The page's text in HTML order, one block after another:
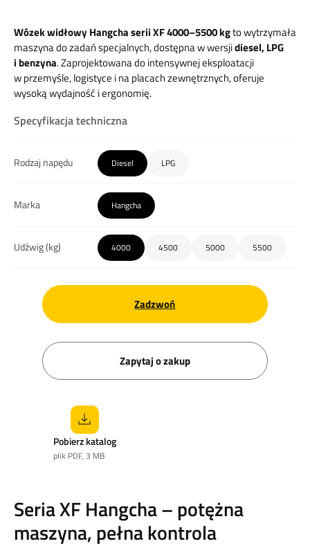
Wózek widłowy Hangcha serii XF 4000–5500 kgto wytrzymała
maszyna do zadań specjalnych, dostępna w wersjidiesel, LPG
i benzyna. Zaprojektowana do intensywnej eksploatacji
w przemyśle, logistyce i na placach zewnętrznych, oferuje
wysoką wydajność i ergonomię.
Specyfikacja techniczna
Rodzaj napędu Diesel LPG
Marka Hangcha
Udźwig (kg) 4000 4500 5000 5500
Zadzwoń
Zapytaj o zakup
Pobierz katalog
plik PDF, 3 MB
Seria XF Hangcha – potężna
maszyna, pełna kontrola